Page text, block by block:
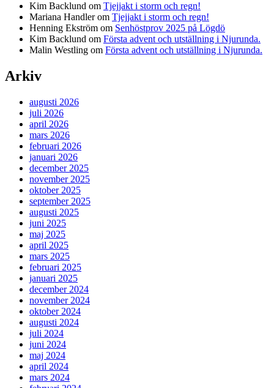
Kim Backlund om Tjejjakt i storm och regn!
Mariana Handlerom Tjejjakt i storm och regn!
Henning Ekström om Senhöstprov 2025 på Lögdö
Kim Backlund om Första advent och utställning i Njurunda.
Malin Westling om Första advent och utställning i Njurunda.
Arkiv
augusti 2026
juli 2026
april 2026
mars 2026
februari 2026
januari 2026
december 2025
november 2025
oktober 2025
september 2025
augusti 2025
juni 2025
maj 2025
april 2025
mars 2025
februari 2025
januari 2025
december 2024
november 2024
oktober 2024
augusti 2024
juli 2024
juni 2024
maj 2024
april 2024
mars 2024